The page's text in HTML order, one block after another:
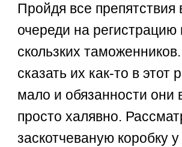
Пройдя все препятствия
очереди на регистрацию
скользких
сказать их как-то в этот
мало и обязанности они
просто халявно.
заскотчеваную коробку у